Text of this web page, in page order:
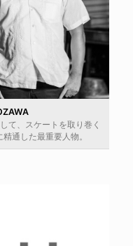
て、スケートを取り巻く
通した最重要人物。